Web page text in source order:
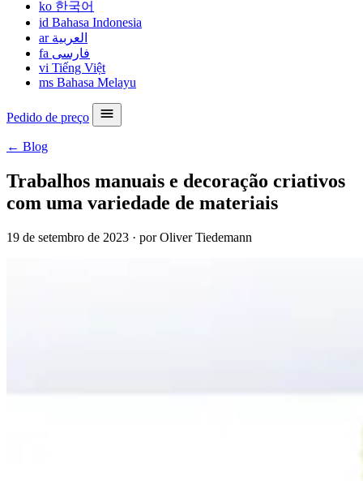
ko 한국어
id Bahasa Indonesia
ar العربية
fa فارسی
vi Tiếng Việt
ms Bahasa Melayu
Pedido de preço
← Blog
Trabalhos manuais e decoração criativos
com uma variedade de materiais
19 de setembro de 2023 · por Oliver Tiedemann